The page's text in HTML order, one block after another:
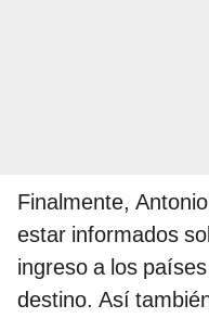
Finalmente,
estar informados
ingreso a los
destino. Así